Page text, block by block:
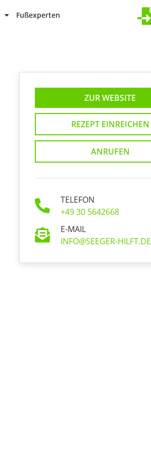
Fußexperten
ZUR WEBSITE
REZEPT EINREICHEN
ANRUFEN
TELEFON
+49 30 5642668
E-MAIL
INFO@SEEGER-HILFT.DE